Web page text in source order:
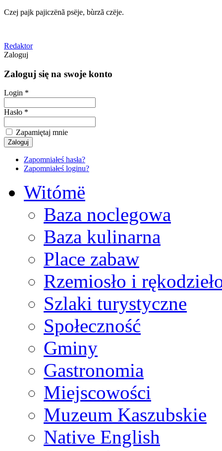
Czej pajk pajiczënã psëje, bùrzã czëje.
Redaktor
Zaloguj
Zaloguj się na swoje konto
Login *
Hasło *
Zapamiętaj mnie
Zapomniałeś hasła?
Zapomniałeś loginu?
Witómë
Baza noclegowa
Baza kulinarna
Place zabaw
Rzemiosło i
Szlaki turystyczne
Społeczność
Gminy
Gastronomia
Miejscowości
Muzeum Kaszubskie
Native English